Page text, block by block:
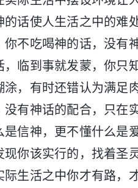
的话使人生活之中的难
你不吃喝神的话，没有
，临到事就发蒙，你只
涂，有时还错认为满足
没有神话的配合，只在
是信神，更不懂什么是
现你该实行的，找着圣
际生活之中你才有路，